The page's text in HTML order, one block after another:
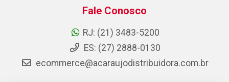
Fale Conosco
RJ: (21) 3483-5200
ES: (27) 2888-0130
ecommerce@acaraujodistribuidora.com.br